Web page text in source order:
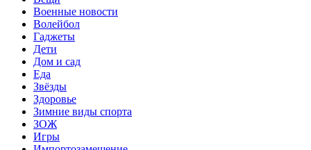
Военные новости
Волейбол
Гаджеты
Дети
Дом и сад
Еда
Звёзды
Здоровье
Зимние виды спорта
ЗОЖ
Игры